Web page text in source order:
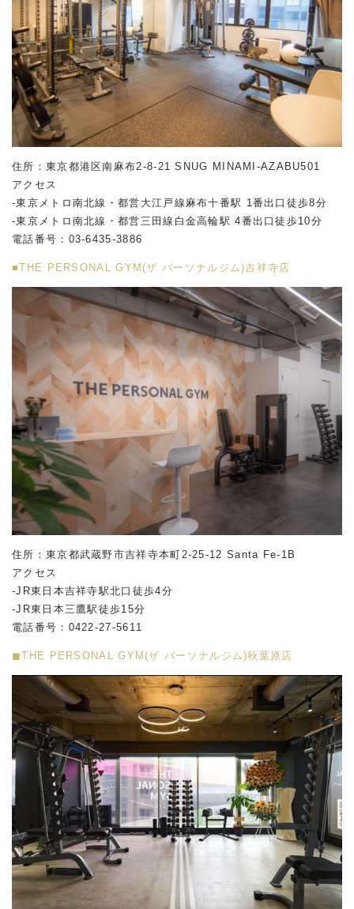
住所：東京都港区南麻布2-8-21 SNUG MINAMI-AZABU501
アクセス
-東京メトロ南北線・都営大江戸線麻布十番駅 1番出口徒歩8分
-東京メトロ南北線・都営三田線白金高輪駅 4番出口徒歩10分
電話番号： 03-6435-3886
■THE PERSONAL GYM(ザ パーソナルジム)吉祥寺店
住所：東京都武蔵野市吉祥寺本町2-25-12 Santa Fe-1B
アクセス
-JR東日本吉祥寺駅北口徒歩4分
-JR東日本三鷹駅徒歩15分
電話番号：0422-27-5611
◼︎THE PERSONAL GYM(ザ パーソナルジム)秋葉原店